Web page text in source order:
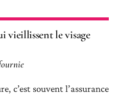
vieillissent le visage
c’est souvent l’assurance